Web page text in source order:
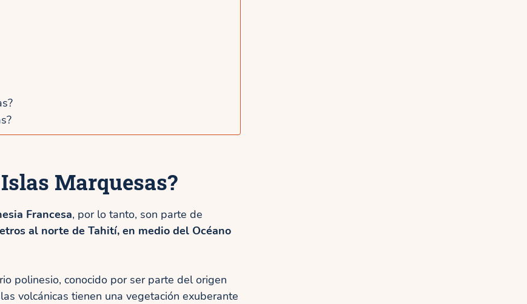
Marquesas?
Francesa, por lo tanto, son parte de
al norte de Tahití, en medio del Océano
polinesio, conocido por ser parte del origen
volcánicas tienen una vegetación exuberante